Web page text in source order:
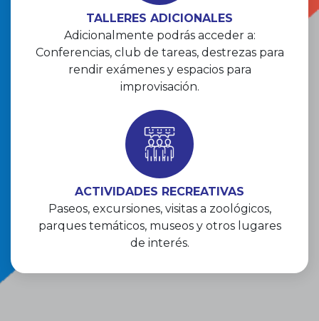
TALLERES ADICIONALES
Adicionalmente podrás acceder a:
Conferencias, club de tareas, destrezas para
rendir exámenes y espacios para
improvisación.
ACTIVIDADES RECREATIVAS
Paseos, excursiones, visitas a zoológicos,
parques temáticos, museos y otros lugares
de interés.